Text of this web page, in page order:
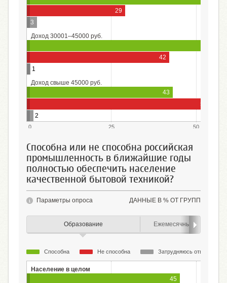
29
3
Доход 30001–45000 руб.
42
1
Доход свыше 45000 руб.
43
54
2
0 25 50
Способна или не способна российская
промышленность в ближайшие годы
полностью обеспечить население
качественной бытовой техникой?
ДАННЫЕ В % ОТ ГРУПП
Параметры опроса
Образование Ежемесячный доход
Способна Не способна Затрудняюсь ответить
Население в целом
45